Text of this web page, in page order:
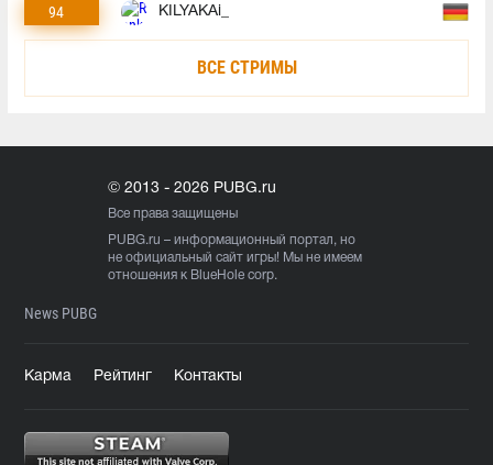
94 KILYAKAi_
ВСЕ СТРИМЫ
© 2013 - 2026 PUBG.ru
Все права защищены
PUBG.ru – информационный портал, но
не официальный сайт игры! Мы не имеем
отношения к BlueHole corp.
News PUBG
Карма Рейтинг Контакты